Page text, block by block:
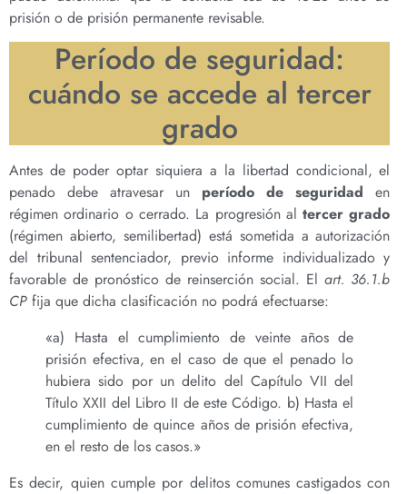
prisión o de prisión permanente revisable.
Período de seguridad:
cuándo se accede al tercer
grado
Antes de poder optar siquiera a la libertad condicional, el
penado debe atravesar un período de seguridad en
régimen ordinario o cerrado. La progresión altercer grado
(régimen abierto, semilibertad) está sometida a autorización
del tribunal sentenciador, previo informe individualizado y
favorable de pronóstico de reinserción social. El art. 36.1.b
CP fija que dicha clasificación no podrá efectuarse:
«a) Hasta el cumplimiento de veinte años de
prisión efectiva, en el caso de que el penado lo
hubiera sido por un delito del Capítulo VII del
Título XXII del Libro II de este Código. b) Hasta el
cumplimiento de quince años de prisión efectiva,
en el resto de los casos.»
Es decir, quien cumple por delitos comunes castigados con